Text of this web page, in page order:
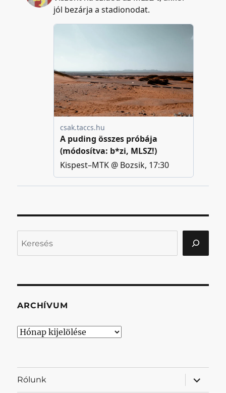
ARCHÍVUM
Archívum
Rólunk
almenü